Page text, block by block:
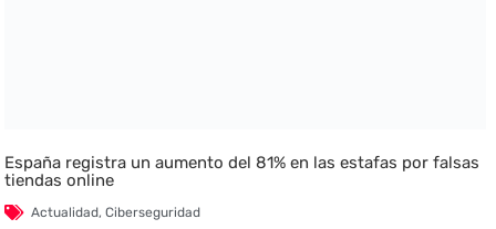
España registra un aumento del 81% en las estafas por falsas
tiendas online
Actualidad,Ciberseguridad